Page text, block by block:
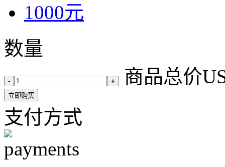
1000元
数量
- + 商品总价
立即购买
支付方式